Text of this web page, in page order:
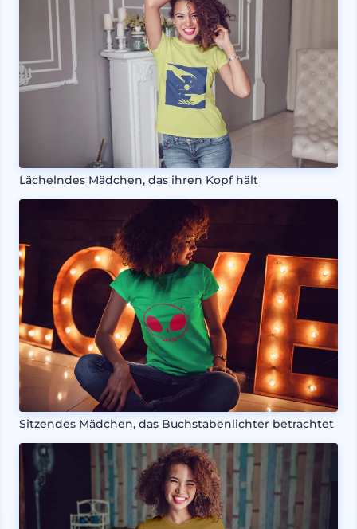
Lächelndes Mädchen, das ihren Kopf hält
Sitzendes Mädchen, das Buchstabenlichter betrachtet